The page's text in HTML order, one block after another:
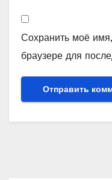
Сохранить моё
браузере для